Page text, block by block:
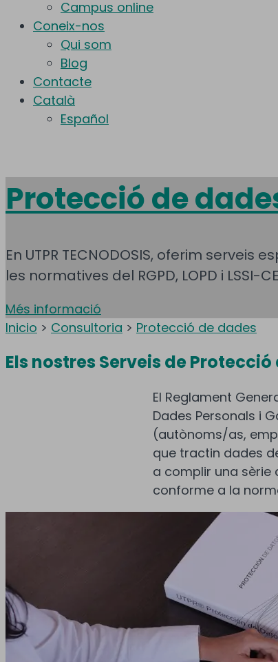
Campus online
Coneix-nos
Qui som
Blog
Contacte
Català
Español
Protecció de
En UTPR TECNODOSIS, oferim
les normatives del RGPD, LOPD i
Més informació
Inicio > Consultoria > Protecció de dades
Els nostres Serveis de
El Reglament
Dades Personals i
(autònoms/as,
que tractin dades
a complir una
conforme a la